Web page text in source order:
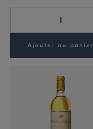
-
Ajouter au panier